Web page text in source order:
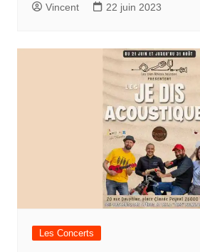
Vincent 22 juin 2023
Les Concerts